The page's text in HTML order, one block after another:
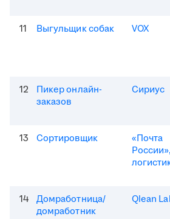
11 Выгульщик собак VOX
12
Пикер онлайн-
заказов
Сириус
13 Сортировщик
«Почта
России»,
14
Домработница/
домработник
Qlean